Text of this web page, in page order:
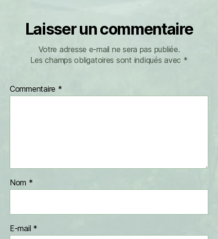
Laisser un commentaire
Votre adresse e-mail ne sera pas publiée.
Les champs obligatoires sont indiqués avec *
Commentaire *
Nom *
E-mail *